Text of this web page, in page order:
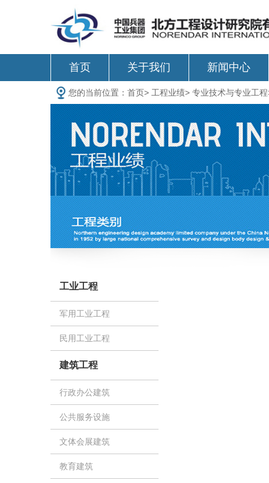
首页 关于我们 新闻中心
您的当前位置： 首页> 工程业绩> 专业技术与专业工程
工业工程
军用工业工程
民用工业工程
建筑工程
行政办公建筑
公共服务设施
文体会展建筑
教育建筑